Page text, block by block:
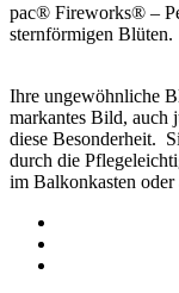
pac® Fireworks® –
sternförmigen Blüten.
Ihre ungewöhnliche
markantes Bild, auch
diese Besonderheit.
durch die
im Balkonkasten